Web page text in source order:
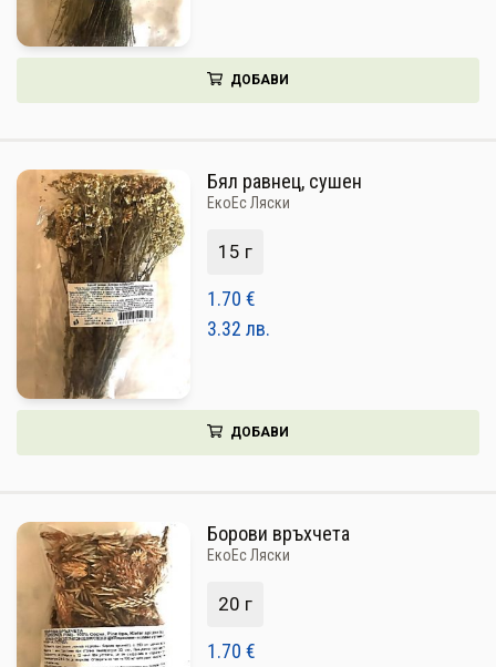
ДОБАВИ
Бял равнец, сушен
ЕкоЕс Ляски
15 г
1.70 €
3.32 лв.
ДОБАВИ
Борови връхчета
ЕкоЕс Ляски
20 г
1.70 €